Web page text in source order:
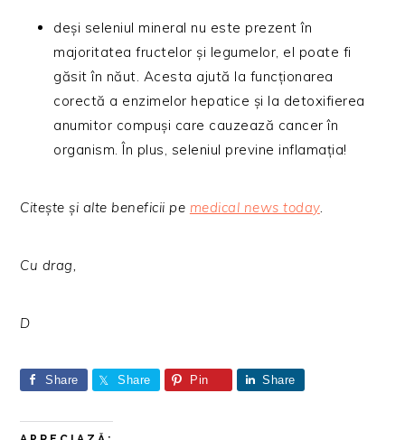
deși seleniul mineral nu este prezent în
majoritatea fructelor și legumelor, el poate fi
găsit în năut. Acesta ajută la funcționarea
corectă a enzimelor hepatice și la detoxifierea
anumitor compuși care cauzează cancer în
organism. În plus, seleniul previne inflamația!
Citește și alte beneficii pe medical news today.
Cu drag,
D
Share Share Pin Share